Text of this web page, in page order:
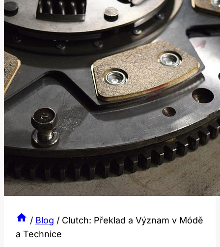
/ Blog / Clutch: Překlad a Význam v Módě
a Technice